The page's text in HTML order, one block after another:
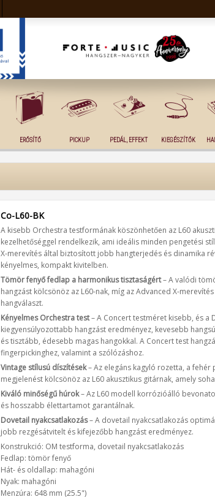
ERŐSÍTŐ PICKUP PEDÁL, EFFEKT KIEGÉSZÍTŐK
Co-L60-BK
A kisebb Orchestra testformának köszönhetően az L60
kezelhetőséggel rendelkezik, ami ideális minden pengetési
X-merevítés által biztosított jobb hangterjedés és dinamika
kényelmes, kompakt kivitelben.
Tömör fenyő fedlap a harmonikus tisztaságért– A valódi
hangzást kölcsönöz az L60-nak, míg az Advanced X-
hangválaszt.
Kényelmes Orchestra test– A Concert testméret kisebb, és a
kiegyensúlyozottabb hangzást eredményez, kevesebb
és tisztább, édesebb magas hangokkal. A Concert test
fingerpickinghez, valamint a szólózáshoz.
Vintage stílusú díszítések– Az elegáns kagyló rozetta, a fehér
megjelenést kölcsönöz az L60 akusztikus gitárnak, amely
Kiváló minőségű húrok– Az L60 modell korrózióálló
és hosszabb élettartamot garantálnak.
Dovetail nyakcsatlakozás– A dovetail nyakcsatlakozás
jobb rezgésátvitelt és kifejezőbb hangzást eredményez.
Konstrukció: OM testforma, dovetail nyakcsatlakozás
Fedlap: tömör fenyő
Hát- és oldallap: mahagóni
Nyak: mahagóni
Menzúra: 648 mm (25.5")